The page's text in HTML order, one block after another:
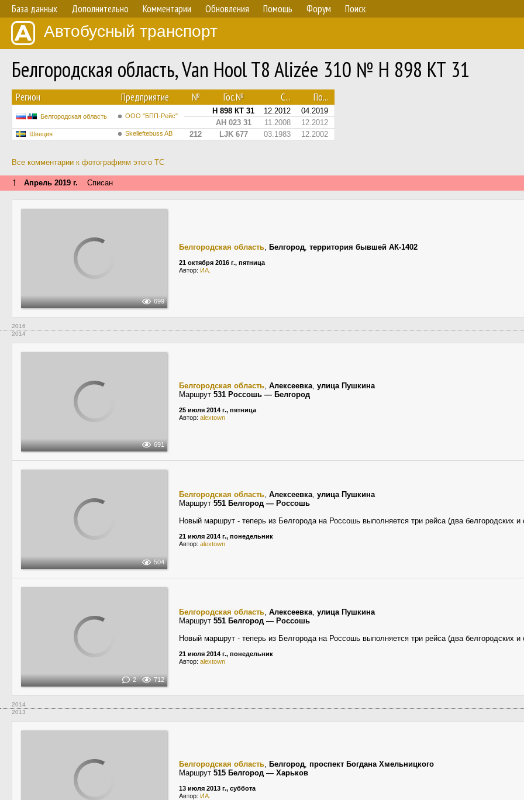
База данных Дополнительно Комментарии Обновления Помощь Форум Поиск
Автобусный транспорт
Белгородская область, Van Hool T8 Alizée 310 № Н 898 КТ 31
Регион Предприятие № Гос.№ С... По...
Белгородская область ООО "БПП-Рейс"
Н 898 КТ 31 12.2012
04.2019
АН 023 31
11.2008 12.2012
Швеция Skelleftebuss AB 212 LJK 677 03.1983 12.2002
Все комментарии к фотографиям этого ТС
↑ Апрель 2019 г. Списан
699
Белгородская область, Белгород, территория бывшей АК-1402
21 октября 2016 г., пятница
Автор: ИА.
2016
2014
691
Белгородская область, Алексеевка, улица Пушкина
Маршрут 531 Россошь — Белгород
25 июля 2014 г., пятница
Автор: alextown
504
Белгородская область, Алексеевка, улица Пушкина
Маршрут 551 Белгород — Россошь
Новый маршрут - теперь из Белгорода на Россошь выполняется три рейса (два белгородских и
21 июля 2014 г., понедельник
Автор: alextown
2 712
Белгородская область, Алексеевка, улица Пушкина
Маршрут 551 Белгород — Россошь
Новый маршрут - теперь из Белгорода на Россошь выполняется три рейса (два белгородских и
21 июля 2014 г., понедельник
Автор: alextown
2014
2013
Белгородская область, Белгород, проспект Богдана Хмельницкого
Маршрут 515 Белгород — Харьков
13 июля 2013 г., суббота
Автор: ИА.